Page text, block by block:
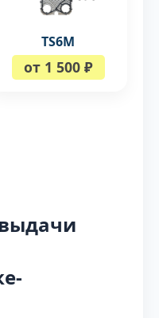
TS6M
от 1 500 ₽